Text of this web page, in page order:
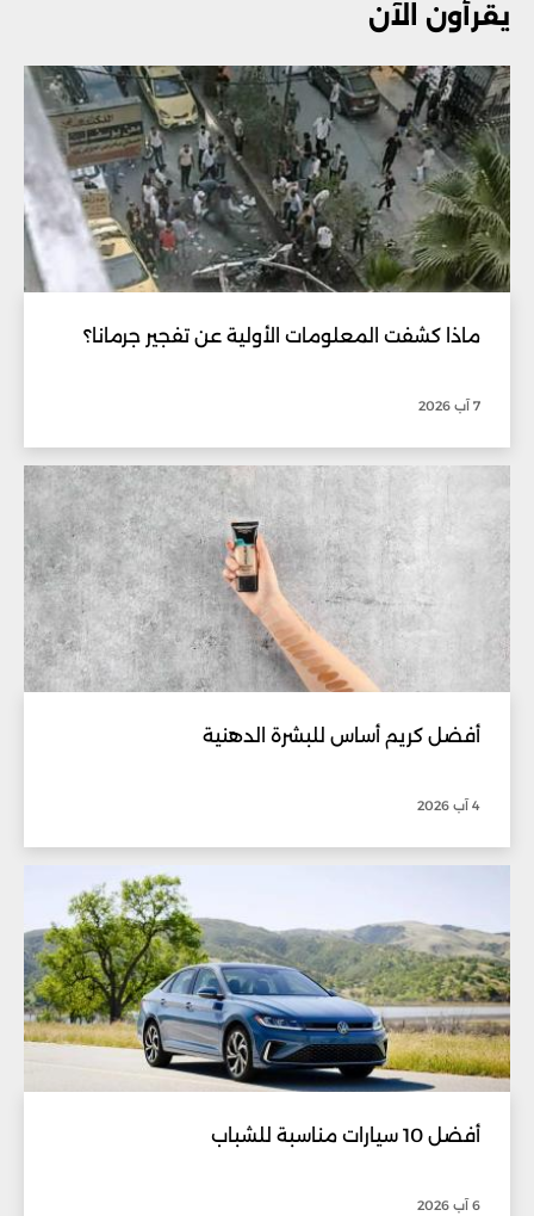
يقرأون الآن
ماذا كشفت المعلومات الأولية عن تفجير جرمانا؟
7 آب 2026
أفضل كريم أساس للبشرة الدهنية
4 آب 2026
أفضل 10 سيارات مناسبة للشباب
6 آب 2026